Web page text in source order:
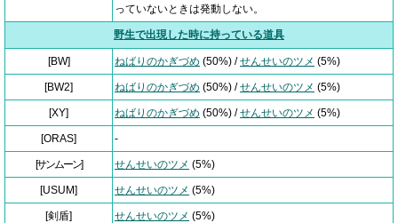
っていないときは発動しない。
野生で出現した時に持っている道具
[BW] ねばりのかぎづめ (50%) /せんせいのツメ (5%)
[BW2] ねばりのかぎづめ (50%) /せんせいのツメ (5%)
[XY] ねばりのかぎづめ (50%) /せんせいのツメ (5%)
[ORAS] -
[サンムーン] せんせいのツメ (5%)
[USUM] せんせいのツメ (5%)
[剣盾] せんせいのツメ (5%)